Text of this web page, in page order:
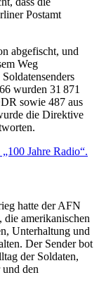
Postamt
abgefischt, und
Weg
wurden 31 871
sowie 487 aus
die Direktive
Jahre Radio“.
hatte der AFN
amerikanischen
Unterhaltung und
Der Sender bot
der Soldaten,
den